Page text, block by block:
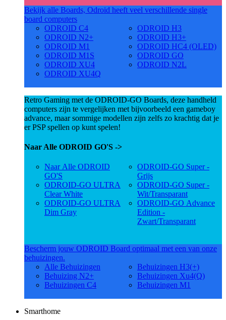
Bekijk alle Boards, Odroid heeft veel verschillende single
board computers
ODROID C4
ODROID N2+
ODROID M1
ODROID M1S
ODROID XU4
ODROID XU4Q
ODROID H3
ODROID H3+
ODROID HC4 (OLED)
ODROID GO
ODROID N2L
Retro Gaming met de ODROID-GO Boards, deze handheld
computers zijn te vergelijken met bijvoorbeeld een gameboy
advance, maar sommige modellen zijn zelfs zo krachtig dat je
er PSP spellen op kunt spelen!
Naar Alle ODROID GO'S ->
Naar Alle ODROID
GO'S
ODROID-GO ULTRA
Clear White
ODROID-GO ULTRA
Dim Gray
ODROID-GO Super -
Grijs
ODROID-GO Super -
Wit/Transparant
ODROID-GO Advance
Edition -
Zwart/Transparant
Bescherm jouw ODROID Board optimaal met een van onze
behuizingen.
Alle Behuizingen
Behuizing N2+
Behuizingen C4
Behuizingen H3(+)
Behuizingen Xu4(Q)
Behuizingen M1
Smarthome